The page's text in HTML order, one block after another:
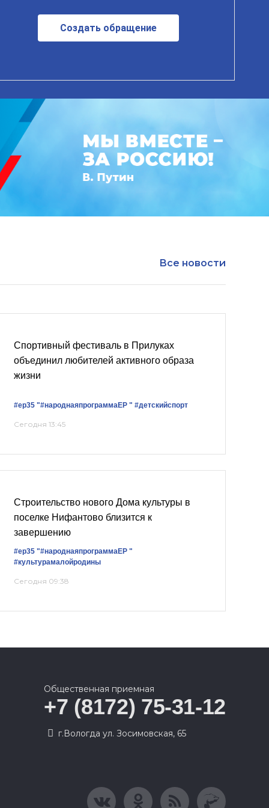
Создать обращение
Все новости
Спортивный фестиваль в Прилуках
объединил любителей активного образа
жизни
#ер35 "#народнаяпрограммаЕР " #детскийспорт
Сегодня 13:45
Строительство нового Дома культуры в
поселке Нифантово близится к
завершению
#ер35 "#народнаяпрограммаЕР "
#культурамалойродины
Сегодня 09:38
Общественная приемная
+7 (8172) 75-31-12
г.Вологда ул. Зосимовская, 65